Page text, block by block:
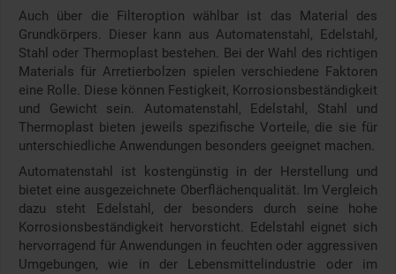
Auch über die Filteroption wählbar ist das Material des
Grundkörpers. Dieser kann aus Automatenstahl, Edelstahl,
Stahl oder Thermoplast bestehen. Bei der Wahl des richtigen
Materials für Arretierbolzen spielen verschiedene Faktoren
eine Rolle. Diese können Festigkeit, Korrosionsbeständigkeit
und Gewicht sein. Automatenstahl, Edelstahl, Stahl und
Thermoplast bieten jeweils spezifische Vorteile, die sie für
unterschiedliche Anwendungen besonders geeignet machen.
Automatenstahl ist kostengünstig in der Herstellung und
bietet eine ausgezeichnete Oberflächenqualität. Im Vergleich
dazu steht Edelstahl, der besonders durch seine hohe
Korrosionsbeständigkeit hervorsticht. Edelstahl eignet sich
hervorragend für Anwendungen in feuchten oder aggressiven
Umgebungen, wie in der Lebensmittelindustrie oder im